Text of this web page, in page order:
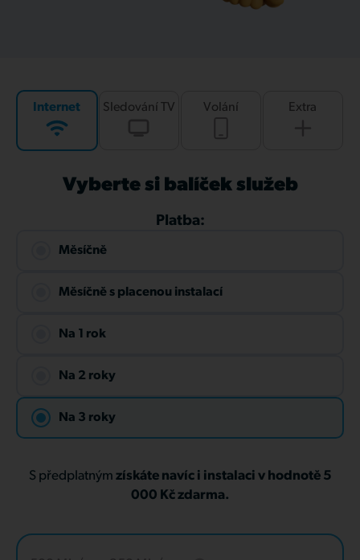
Internet Sledování TV Volání Extra
Vyberte si balíček služeb
Platba:
Měsíčně
Měsíčně s placenou instalací
Na 1 rok
Na 2 roky
Na 3 roky
S předplatným získáte navíc i instalaci v hodnotě 5
000 Kč zdarma.